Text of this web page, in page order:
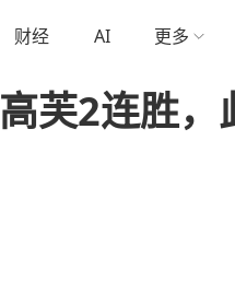
财经 AI 更多
芙2连胜，